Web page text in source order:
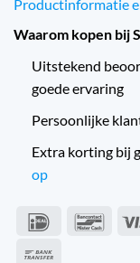
Productinformatie
Waarom kopen bij
Uitstekend
goede ervaring
Persoonlijke
Extra korting bij
op
IDeal